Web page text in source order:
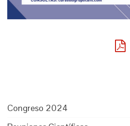
Congreso 2024